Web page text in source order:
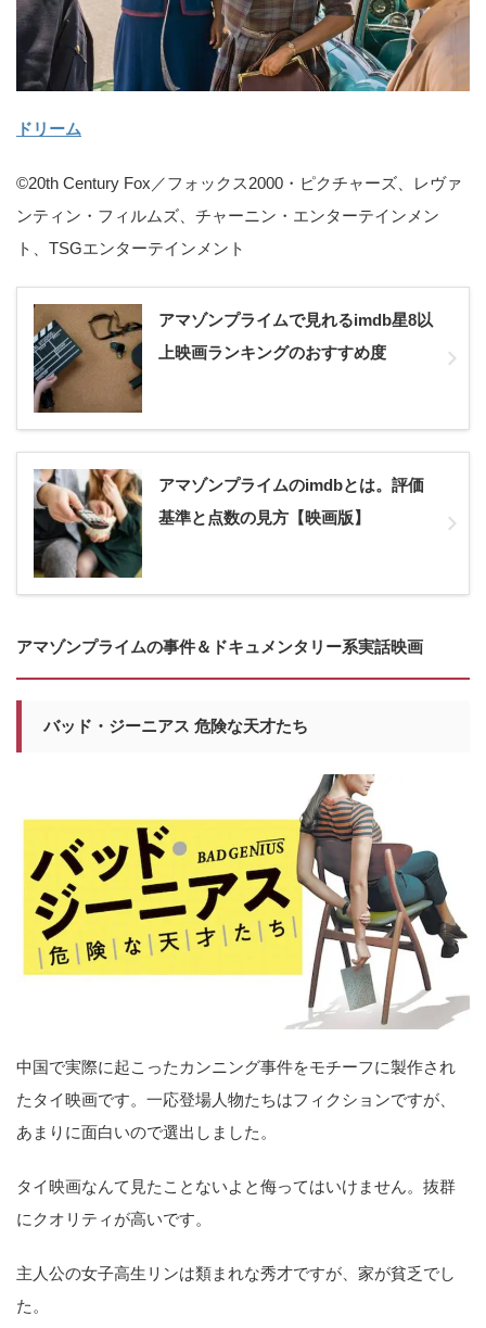
ドリーム
©20th Century Fox／フォックス2000・ピクチャーズ、レヴァ
ンティン・フィルムズ、チャーニン・エンターテインメン
ト、TSGエンターテインメント
アマゾンプライムで見れるimdb星8以
上映画ランキングのおすすめ度
アマゾンプライムのimdbとは。評価
基準と点数の見方【映画版】
アマゾンプライムの事件＆ドキュメンタリー系実話映画
バッド・ジーニアス 危険な天才たち
中国で実際に起こったカンニング事件をモチーフに製作され
たタイ映画です。一応登場人物たちはフィクションですが、
あまりに面白いので選出しました。
タイ映画なんて見たことないよと侮ってはいけません。抜群
にクオリティが高いです。
主人公の女子高生リンは類まれな秀才ですが、家が貧乏でし
た。